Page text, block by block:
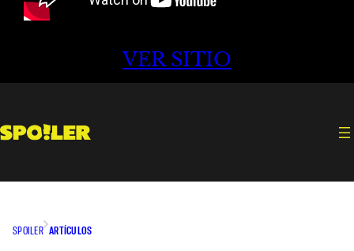
VER SITIO
SPOILER ARTÍCULOS